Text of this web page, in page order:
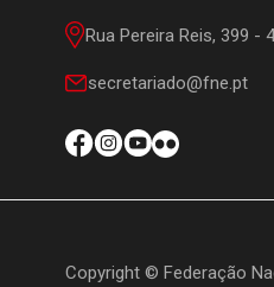
Rua Pereira Reis, 399 -
secretariado@fne.pt
Copyright © Federação